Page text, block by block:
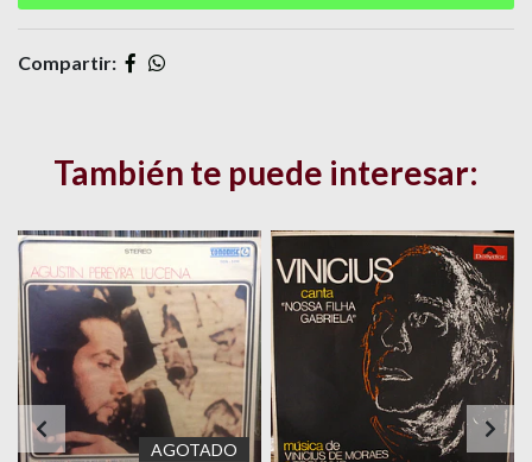
Compartir:
También te puede interesar:
AGOTADO